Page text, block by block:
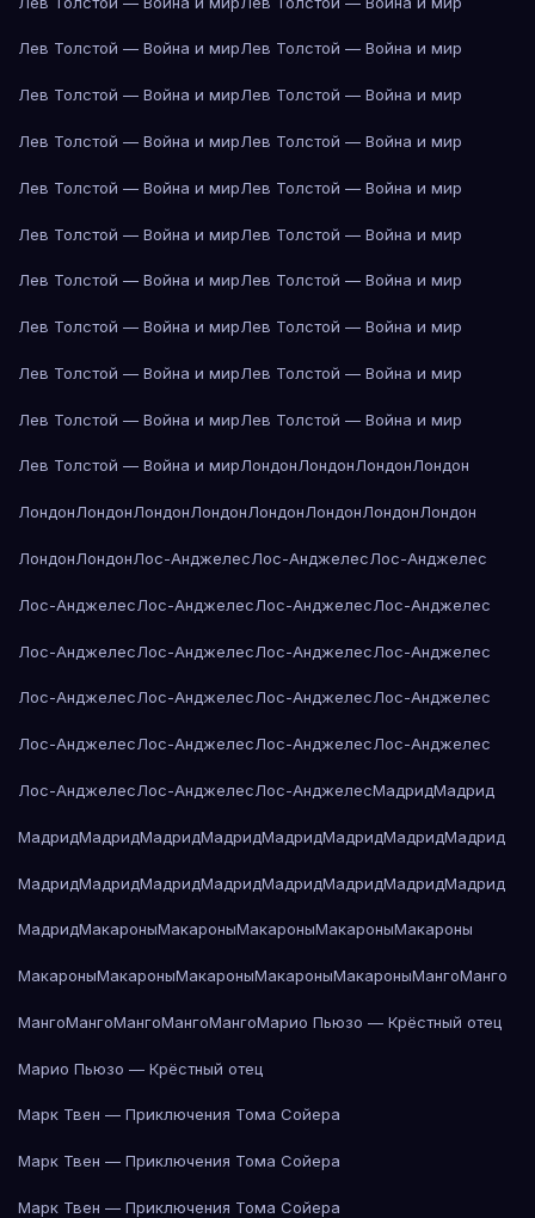
Лев Толстой — Война и мирЛев Толстой — Война и мир
Лев Толстой — Война и мирЛев Толстой — Война и мир
Лев Толстой — Война и мирЛев Толстой — Война и мир
Лев Толстой — Война и мирЛев Толстой — Война и мир
Лев Толстой — Война и мирЛев Толстой — Война и мир
Лев Толстой — Война и мирЛев Толстой — Война и мир
Лев Толстой — Война и мирЛев Толстой — Война и мир
Лев Толстой — Война и мирЛев Толстой — Война и мир
Лев Толстой — Война и мирЛев Толстой — Война и мир
Лев Толстой — Война и мирЛондонЛондонЛондонЛондон
ЛондонЛондонЛондонЛондонЛондонЛондонЛондонЛондон
ЛондонЛондонЛос-АнджелесЛос-АнджелесЛос-Анджелес
Лос-АнджелесЛос-АнджелесЛос-АнджелесЛос-Анджелес
Лос-АнджелесЛос-АнджелесЛос-АнджелесЛос-Анджелес
Лос-АнджелесЛос-АнджелесЛос-АнджелесЛос-Анджелес
Лос-АнджелесЛос-АнджелесЛос-АнджелесЛос-Анджелес
Лос-АнджелесЛос-АнджелесЛос-АнджелесМадридМадрид
МадридМадридМадридМадридМадридМадридМадридМадрид
МадридМадридМадридМадридМадридМадридМадридМадрид
МадридМакароныМакароныМакароныМакароныМакароны
МакароныМакароныМакароныМакароныМакароныМангоМанго
МангоМангоМангоМангоМангоМарио Пьюзо — Крёстный отец
Марио Пьюзо — Крёстный отец
Марк Твен — Приключения Тома Сойера
Марк Твен — Приключения Тома Сойера
Марк Твен — Приключения Тома Сойера